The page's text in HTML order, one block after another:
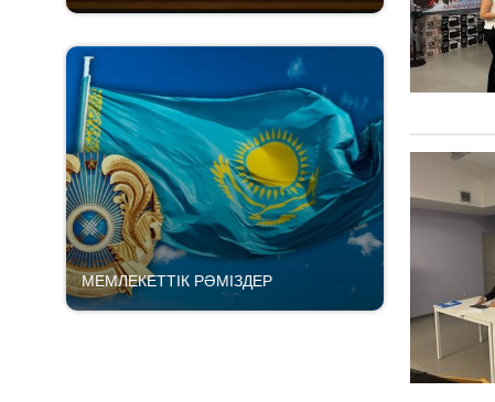
МЕМЛЕКЕТТІК РӘМІЗДЕР